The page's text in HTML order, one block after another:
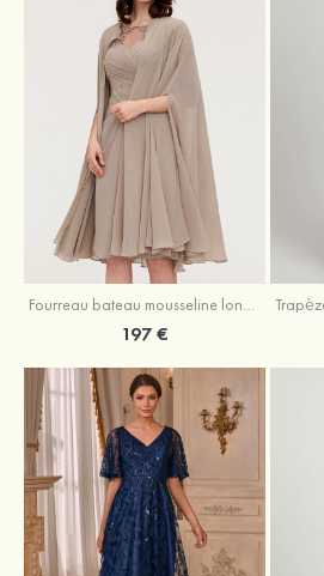
Fourreau bateau mousseline longueur genou robe de mère de la mariée avec appliqué plissé veste
197 €